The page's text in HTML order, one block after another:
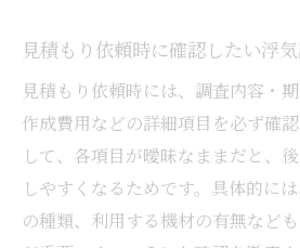
浮気調査依頼前に比較し
浮気調査で女性も安心で
特徴
調査後の法的サポートと精
浮気調査後に受けられる
浮気調査の証拠を離婚や
見積もり依頼時に確認したい浮
見積もり依頼時には、調査内容・
作成費用などの詳細項目を必ず確
して、各項目が曖昧なままだと、
しやすくなるためです。具体的に
の種類、利用する機材の有無など